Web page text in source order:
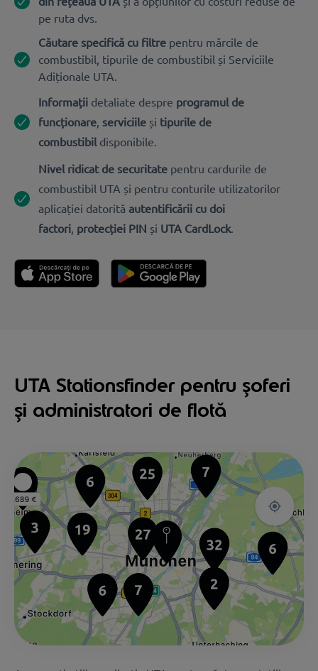
pe ruta dvs.
Căutare specifică cu filtre pentru mărcile de
combustibil, tipurile de combustibil și Serviciile
Adiționale UTA.
Informații detaliate despre programul de
funcționare, serviciile și tipurile de
combustibil disponibile.
Nivel ridicat de securitate pentru cardurile de
combustibil UTA și pentru conturile utilizatorilor
aplicației datorită autentificării cu doi
factori, protecției PIN și UTA CardLock.
UTA Stationsfinder pentru șoferi
și administratori de flotă